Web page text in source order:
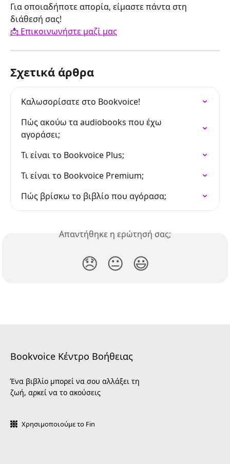
Για οποιαδήποτε απορία, είμαστε πάντα στη
διάθεσή σας!
📩 Επικοινωνήστε μαζί μας
Σχετικά άρθρα
Καλωσορίσατε στο Bookvoice!
Πώς ακούω τα audiobooks που έχω
αγοράσει;
Τι είναι το Bookvoice Plus;
Τι είναι το Bookvoice Premium;
Πώς βρίσκω το βιβλίο που αγόρασα;
Απαντήθηκε η ερώτησή σας;
😞 😐 😃
Bookvoice Κέντρο Βοήθειας
Ένα βιβλίο μπορεί να σου αλλάξει τη
ζωή, αρκεί να το ακούσεις
Χρησιμοποιούμε το Fin